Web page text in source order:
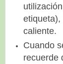
etiqueta),
caliente.
Cuando
recuerde